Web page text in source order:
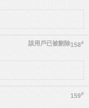
158#
該用戶已被刪除
159#